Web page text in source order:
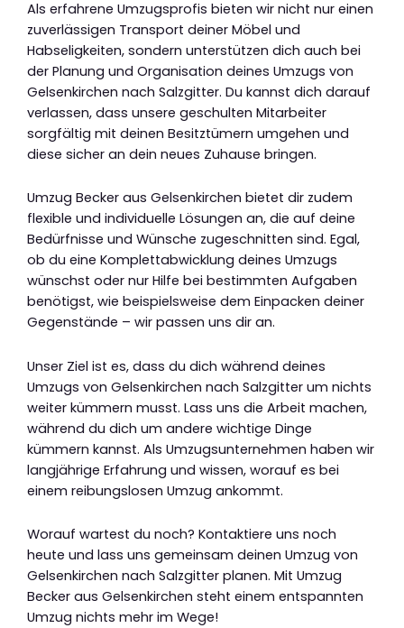
Als erfahrene Umzugsprofis bieten wir nicht nur einen
zuverlässigen Transport deiner Möbel und
Habseligkeiten, sondern unterstützen dich auch bei
der Planung und Organisation deines Umzugs von
Gelsenkirchen nach Salzgitter. Du kannst dich darauf
verlassen, dass unsere geschulten Mitarbeiter
sorgfältig mit deinen Besitztümern umgehen und
diese sicher an dein neues Zuhause bringen.
Umzug Becker aus Gelsenkirchen bietet dir zudem
flexible und individuelle Lösungen an, die auf deine
Bedürfnisse und Wünsche zugeschnitten sind. Egal,
ob du eine Komplettabwicklung deines Umzugs
wünschst oder nur Hilfe bei bestimmten Aufgaben
benötigst, wie beispielsweise dem Einpacken deiner
Gegenstände – wir passen uns dir an.
Unser Ziel ist es, dass du dich während deines
Umzugs von Gelsenkirchen nach Salzgitter um nichts
weiter kümmern musst. Lass uns die Arbeit machen,
während du dich um andere wichtige Dinge
kümmern kannst. Als Umzugsunternehmen haben wir
langjährige Erfahrung und wissen, worauf es bei
einem reibungslosen Umzug ankommt.
Worauf wartest du noch? Kontaktiere uns noch
heute und lass uns gemeinsam deinen Umzug von
Gelsenkirchen nach Salzgitter planen. Mit Umzug
Becker aus Gelsenkirchen steht einem entspannten
Umzug nichts mehr im Wege!